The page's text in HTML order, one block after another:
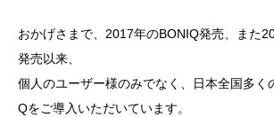
おかげさまで、2017年のBONIQ発売、また
発売以来、
個人のユーザー様のみでなく、日本全国多く
Qをご導入いただいています。